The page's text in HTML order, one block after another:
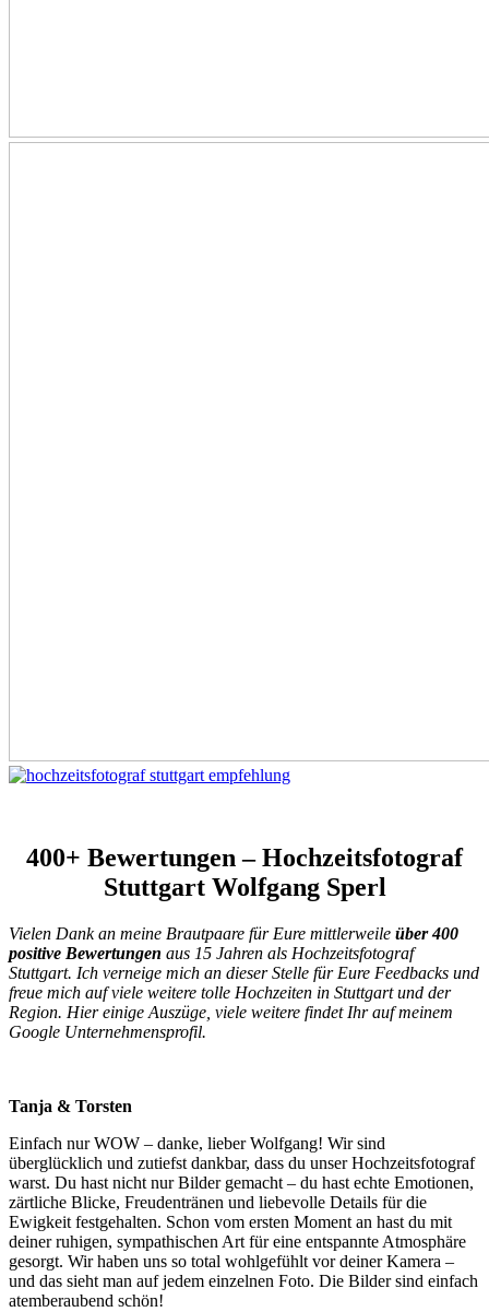
400+ Bewertungen – Hochzeitsfotograf
Stuttgart Wolfgang Sperl
Vielen Dank an meine Brautpaare für Eure mittlerweile über 400
positive Bewertungen aus 15 Jahren als Hochzeitsfotograf
Stuttgart. Ich verneige mich an dieser Stelle für Eure Feedbacks und
freue mich auf viele weitere tolle Hochzeiten in Stuttgart und der
Region. Hier einige Auszüge, viele weitere findet Ihr auf meinem
Google Unternehmensprofil.
Tanja & Torsten
Einfach nur WOW – danke, lieber Wolfgang! Wir sind
überglücklich und zutiefst dankbar, dass du unser Hochzeitsfotograf
warst. Du hast nicht nur Bilder gemacht – du hast echte Emotionen,
zärtliche Blicke, Freudentränen und liebevolle Details für die
Ewigkeit festgehalten. Schon vom ersten Moment an hast du mit
deiner ruhigen, sympathischen Art für eine entspannte Atmosphäre
gesorgt. Wir haben uns so total wohlgefühlt vor deiner Kamera –
und das sieht man auf jedem einzelnen Foto. Die Bilder sind einfach
atemberaubend schön!